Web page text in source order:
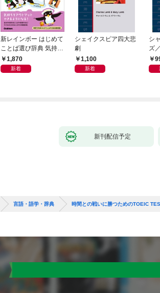
新レインボー はじめて
ことば選び辞典 気持ち
のことば
1,870
新着
シェイクスピア四大悲
劇
1,100
新着
シ
ズ
版
新刊配信予定
言語・語学・辞典 時間との戦いに勝つためのTOEIC